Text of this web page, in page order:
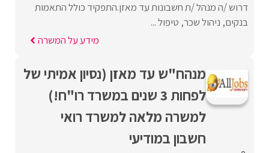
דרוש /ה מנהל /ת חשבונות עד מאזן.התפקיד כולל התאמות
בנקים, ניהול שכר, טיפול ...
מידע על המשרה
מנהח"ש עד מאזן (נסיון אמיתי של
לפחות 3 שנים במשרד רו"ח!)
למשרה מלאה למשרד רואי
חשבון במודיעי